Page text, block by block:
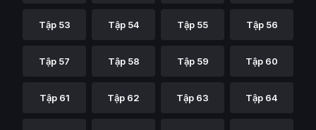
Tập 53 Tập 54 Tập 55 Tập 56
Tập 57 Tập 58 Tập 59 Tập 60
Tập 61 Tập 62 Tập 63 Tập 64